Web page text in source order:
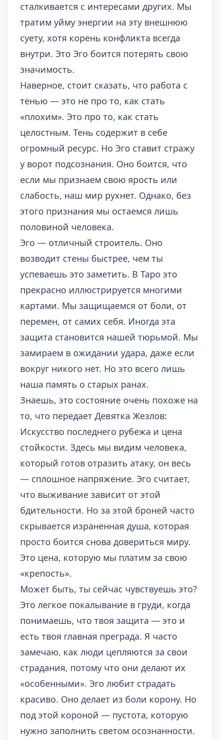
сталкивается с интересами других. Мы
тратим уйму энергии на эту внешнюю
суету, хотя корень конфликта всегда
внутри. Это Эго боится потерять свою
значимость.
Наверное, стоит сказать, что работа с
тенью — это не про то, как стать
«плохим». Это про то, как стать
целостным. Тень содержит в себе
огромный ресурс. Но Эго ставит стражу
у ворот подсознания. Оно боится, что
если мы признаем свою ярость или
слабость, наш мир рухнет. Однако, без
этого признания мы остаемся лишь
половиной человека.
Эго — отличный строитель. Оно
возводит стены быстрее, чем ты
успеваешь это заметить. В Таро это
прекрасно иллюстрируется многими
картами. Мы защищаемся от боли, от
перемен, от самих себя. Иногда эта
защита становится нашей тюрьмой. Мы
замираем в ожидании удара, даже если
вокруг никого нет. Но это всего лишь
наша память о старых ранах.
Знаешь, это состояние очень похоже на
то, что передает Девятка Жезлов:
Искусство последнего рубежа и цена
стойкости. Здесь мы видим человека,
который готов отразить атаку, он весь
— сплошное напряжение. Эго считает,
что выживание зависит от этой
бдительности. Но за этой броней часто
скрывается израненная душа, которая
просто боится снова довериться миру.
Это цена, которую мы платим за свою
«крепость».
Может быть, ты сейчас чувствуешь это?
Это легкое покалывание в груди, когда
понимаешь, что твоя защита — это и
есть твоя главная преграда. Я часто
замечаю, как люди цепляются за свои
страдания, потому что они делают их
«особенными». Эго любит страдать
красиво. Оно делает из боли корону. Но
под этой короной — пустота, которую
нужно заполнить светом осознанности.